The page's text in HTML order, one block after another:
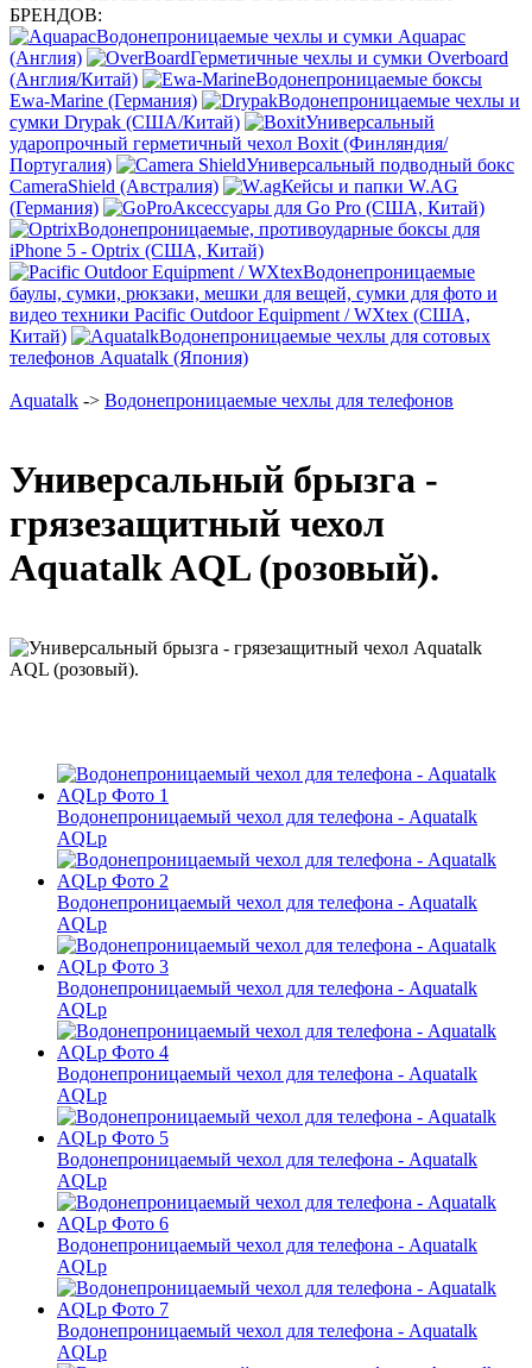
БРЕНДОВ:
Водонепроницаемые чехлы и сумки Aquapac
(Англия)
Герметичные чехлы и сумки Overboard
(Англия/Китай)
Водонепроницаемые боксы
Ewa-Marine (Германия)
Водонепроницаемые чехлы и
сумки Drypak (США/Китай)
Универсальный
ударопрочный герметичный чехол Boxit (Финляндия/
Португалия)
Универсальный подводный бокс
CameraShield (Австралия)
Кейсы и папки W.AG
(Германия)
Аксессуары для Go Pro (США, Китай)
Водонепроницаемые, противоударные боксы для
iPhone 5 - Optrix (США, Китай)
Водонепроницаемые
баулы, сумки, рюкзаки, мешки для вещей, сумки для фото и
видео техники Pacific Outdoor Equipment / WXtex (США,
Китай)
Водонепроницаемые чехлы для сотовых
телефонов Aquatalk (Япония)
Aquatalk -> Водонепроницаемые чехлы для телефонов
Универсальный брызга -
грязезащитный чехол
Aquatalk AQL (розовый).
Водонепроницаемый чехол для телефона - Aquatalk
AQLp
Водонепроницаемый чехол для телефона - Aquatalk
AQLp
Водонепроницаемый чехол для телефона - Aquatalk
AQLp
Водонепроницаемый чехол для телефона - Aquatalk
AQLp
Водонепроницаемый чехол для телефона - Aquatalk
AQLp
Водонепроницаемый чехол для телефона - Aquatalk
AQLp
Водонепроницаемый чехол для телефона - Aquatalk
AQLp